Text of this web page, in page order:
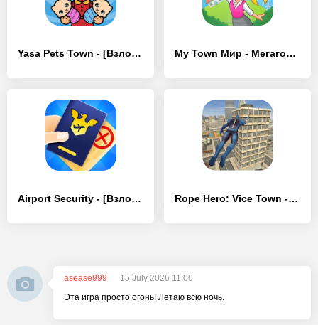
Yasa Pets Town - [Взлом/МОД Все открыто] My Town Мир - Mегагород - [Взлом/МОД Unlocked]
Airport Security - [Взлом/МОД Много денег] Rope Hero: Vice Town - [Взлом/МОД Меню]
asease999
15 July 2026 11:00
Эта игра просто огонь! Летаю всю ночь.